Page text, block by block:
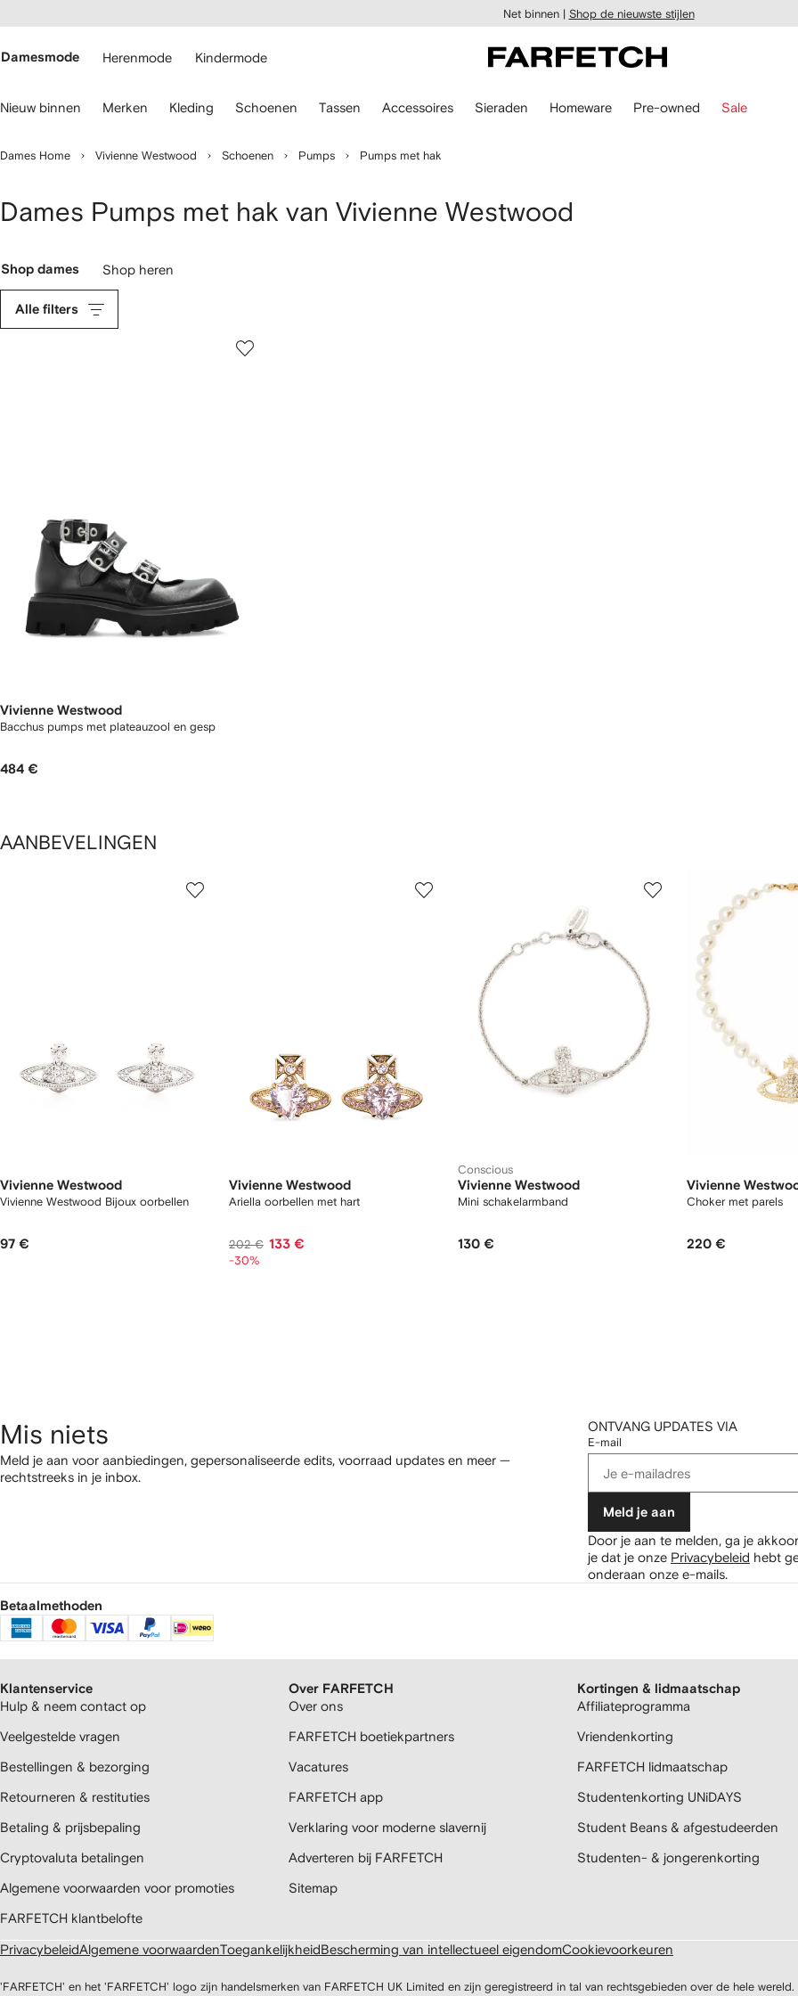
naar de
Net binnen | Shop de nieuwste stijlen
Damesmode Herenmode Kindermode
Nieuw binnen Merken Kleding Schoenen Tassen Accessoires Sieraden Homeware Pre-owned Sale
Dames Home Vivienne Westwood Schoenen Pumps Pumps met hak
Dames Pumps met hak van Vivienne Westwood
Shop dames Shop heren
Alle filters
Vivienne Westwood
Bacchus pumps met plateauzool en gesp
484 €
AANBEVELINGEN
Vivienne Westwood
Vivienne Westwood Bijoux oorbellen
97 €
Vivienne Westwood
Ariella oorbellen met hart
202 € 133 €
-30%
Conscious
Vivienne Westwood
Mini schakelarmband
130 €
Vivienne
Choker met parels
220 €
Mis niets
Meld je aan voor aanbiedingen, gepersonaliseerde edits, voorraad updates en meer —
rechtstreeks in je inbox.
ONTVANG UPDATES VIA
E-mail
Meld je aan
Door je aan te melden, ga je
je dat je onze Privacybeleid hebt
onderaan onze e-mails.
Betaalmethoden
Klantenservice
Hulp & neem contact op
Veelgestelde vragen
Bestellingen & bezorging
Retourneren & restituties
Betaling & prijsbepaling
Cryptovaluta betalingen
Algemene voorwaarden voor promoties
FARFETCH klantbelofte
Over FARFETCH
Over ons
FARFETCH boetiekpartners
Vacatures
FARFETCH app
Verklaring voor moderne slavernij
Adverteren bij FARFETCH
Sitemap
Kortingen & lidmaatschap
Affiliateprogramma
Vriendenkorting
FARFETCH lidmaatschap
Studentenkorting UNiDAYS
Student Beans & afgestudeerden
Studenten- & jongerenkorting
PrivacybeleidAlgemene voorwaardenToegankelijkheidBescherming van intellectueel eigendomCookievoorkeuren
'FARFETCH' en het 'FARFETCH' logo zijn handelsmerken van FARFETCH UK Limited en zijn geregistreerd in tal van rechtsgebieden over de hele wereld.